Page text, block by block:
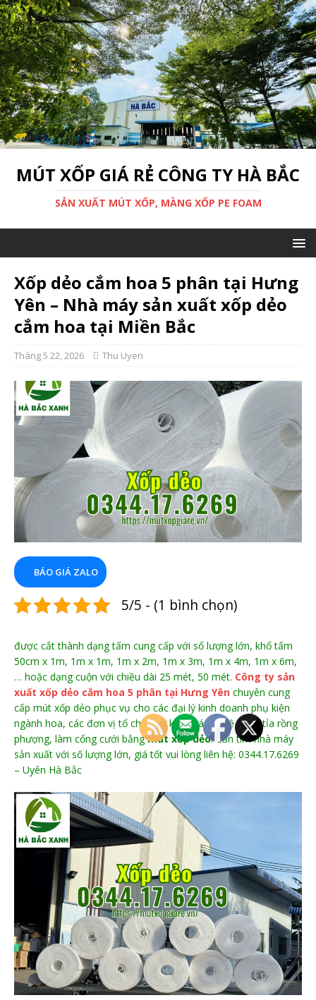
MÚT XỐP GIÁ RẺ CÔNG TY HÀ BẮC
SẢN XUẤT MÚT XỐP, MÀNG XỐP PE FOAM
Xốp dẻo cắm hoa 5 phân tại Hưng
Yên – Nhà máy sản xuất xốp dẻo
cắm hoa tại Miền Bắc
Tháng 5 22, 2026 Thu Uyen
BÁO GIÁ ZALO
5/5 - (1 bình chọn)
được cắt thành dạng tấm cung cấp với số lượng lớn, khổ tấm
50cm x 1m, 1m x 1m, 1m x 2m, 1m x 3m, 1m x 4m, 1m x 6m,
… hoặc dạng cuộn với chiều dài 25 mét, 50 mét. Công ty sản
xuất xốp dẻo cắm hoa 5 phân tại Hưng Yên chuyên cung
cấp mút xốp dẻo phục vụ cho các đại lý kinh doanh phụ kiện
ngành hoa, các đơn vị tổ chức sự kiện, các nghệ nhân tỉa rồng
phượng, làm cổng cưới bằngmút xốp dẻo. Cần tìm nhà máy
sản xuất với số lượng lớn, giá tốt vui lòng liên hệ: 0344.17.6269
– Uyên Hà Bắc